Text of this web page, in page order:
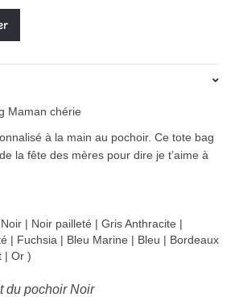
Maman chérie
à la main au pochoir. Ce tote bag
la fête des mères pour dire je t’aime à
| Noir pailleté | Gris Anthracite |
| Fuchsia | Bleu Marine | Bleu | Bordeaux
| Or )
du pochoir Noir